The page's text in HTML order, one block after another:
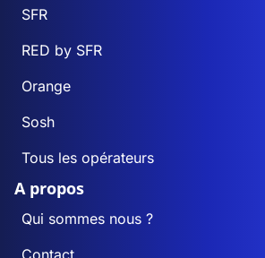
SFR
RED by SFR
Orange
Sosh
Tous les opérateurs
A propos
Qui sommes nous ?
Contact